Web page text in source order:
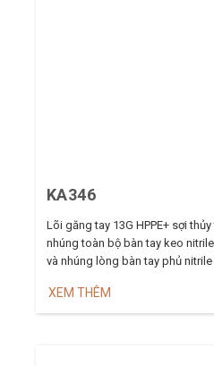
KA346
Lõi găng tay 13G HPPE+ sợi
nhúng toàn bộ bàn tay keo
và nhúng lòng bàn tay phủ
XEM THÊM